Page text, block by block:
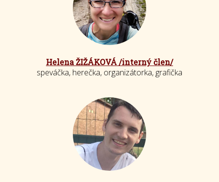
Helena ŽIŽÁKOVÁ /interný člen/
speváčka, herečka, organizátorka, grafička